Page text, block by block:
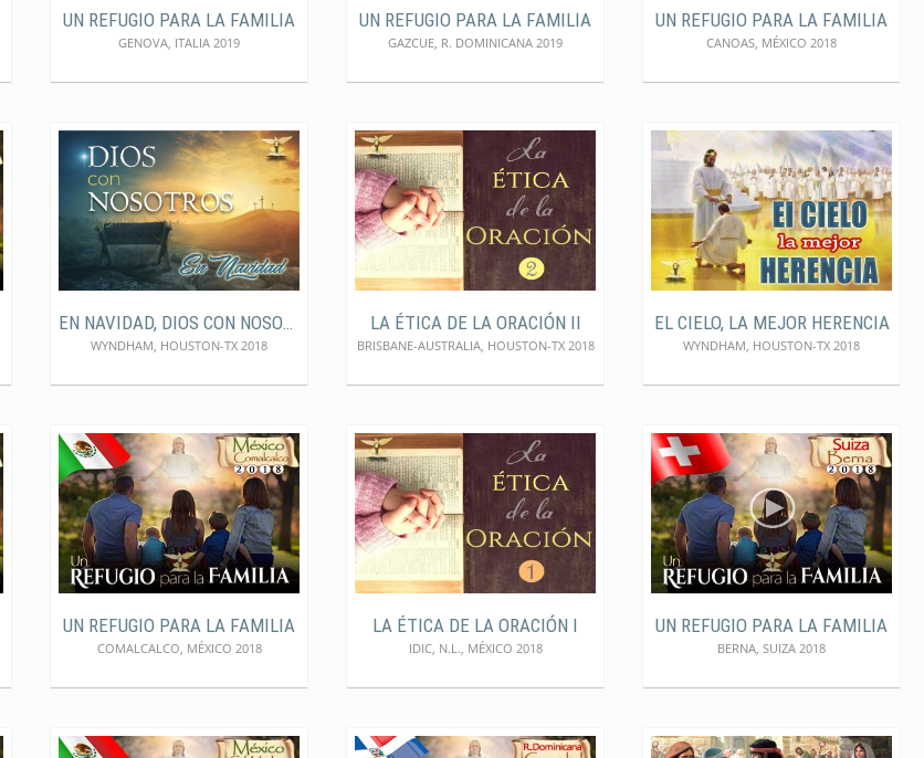
UN REFUGIO PARA LA FAMILIA
GENOVA, ITALIA 2019
UN REFUGIO PARA LA FAMILIA
GAZCUE, R. DOMINICANA 2019
UN REFUGIO PARA LA FAMILIA
CANOAS, MÉXICO 2018
EN NAVIDAD, DIOS CON NOSOTROS
WYNDHAM, HOUSTON-TX 2018
LA ÉTICA DE LA ORACIÓN II
BRISBANE-AUSTRALIA, HOUSTON-TX 2018
EL CIELO, LA MEJOR HERENCIA
WYNDHAM, HOUSTON-TX 2018
UN REFUGIO PARA LA FAMILIA
COMALCALCO, MÉXICO 2018
LA ÉTICA DE LA ORACIÓN I
IDIC, N.L., MÉXICO 2018
UN REFUGIO PARA LA FAMILIA
BERNA, SUIZA 2018